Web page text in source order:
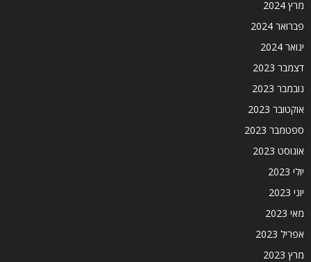
מרץ 2024
פברואר 2024
ינואר 2024
דצמבר 2023
נובמבר 2023
אוקטובר 2023
ספטמבר 2023
אוגוסט 2023
יולי 2023
יוני 2023
מאי 2023
אפריל 2023
מרץ 2023